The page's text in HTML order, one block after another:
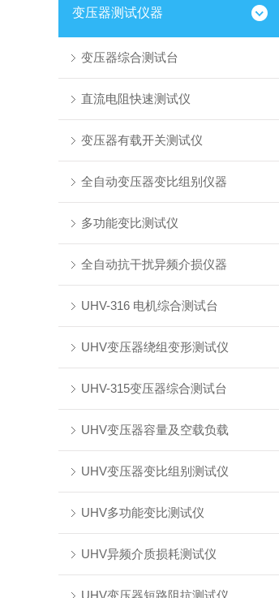
变压器测试仪器
变压器综合测试台
直流电阻快速测试仪
变压器有载开关测试仪
全自动变压器变比组别仪器
多功能变比测试仪
全自动抗干扰异频介损仪器
UHV-316 电机综合测试台
UHV变压器绕组变形测试仪
UHV-315变压器综合测试台
UHV变压器容量及空载负载
UHV变压器变比组别测试仪
UHV多功能变比测试仪
UHV异频介质损耗测试仪
UHV变压器短路阻抗测试仪